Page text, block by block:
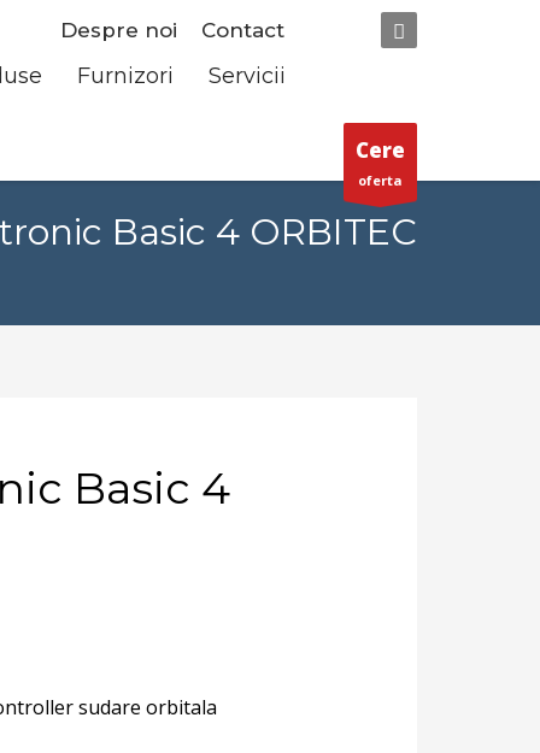
Despre noi Contact
Furnizori
Servicii
Cere
oferta
Basic 4 ORBITEC
Basic 4
sudare orbitala